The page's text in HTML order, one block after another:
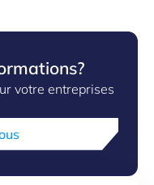
votre entreprises